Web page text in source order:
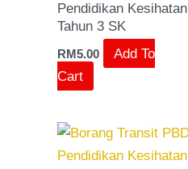
Pendidikan Kesihatan
Tahun 3 SK
RM5.00
Add To
Cart